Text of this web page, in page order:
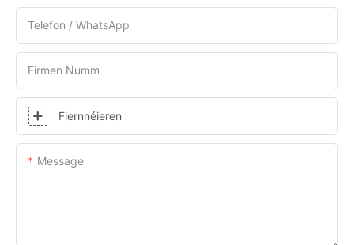
Telefon / WhatsApp
Firmen Numm
Fiernnéieren
Message